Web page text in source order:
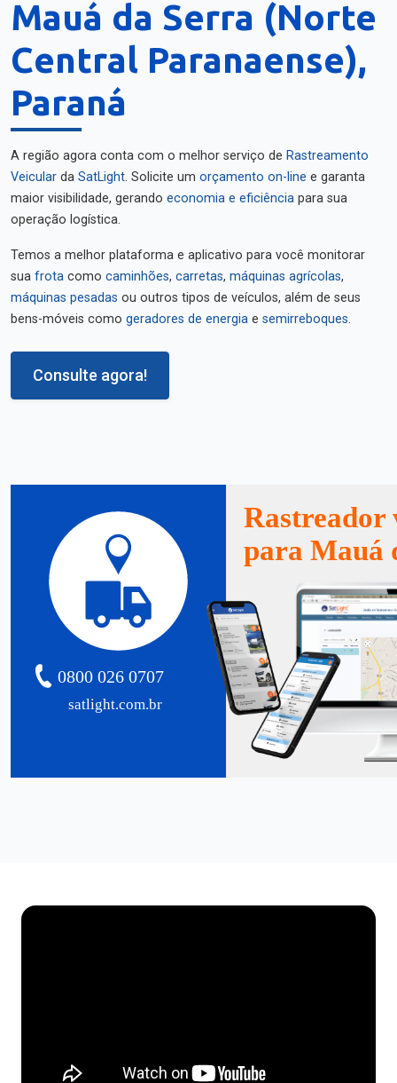
Mauá da Serra (Norte
Central Paranaense),
Paraná
A região agora conta com o melhor serviço de Rastreamento
Veicular da SatLight. Solicite um orçamento on-line e garanta
maior visibilidade, gerando economia e eficiência para sua
operação logística.
Temos a melhor plataforma e aplicativo para você monitorar
sua frota como caminhões, carretas, máquinas agrícolas,
máquinas pesadas ou outros tipos de veículos, além de seus
bens-móveis como geradores de energia e semirreboques.
Consulte agora!
satlight.com.br
0800 026 0707
Rastreador
para Mauá